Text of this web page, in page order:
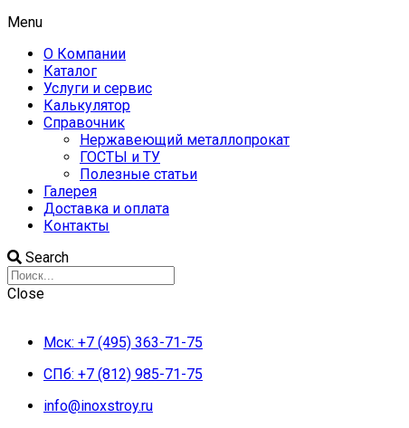
Menu
О Компании
Каталог
Услуги и сервис
Калькулятор
Справочник
Нержавеющий металлопрокат
ГОСТЫ и ТУ
Полезные статьи
Галерея
Доставка и оплата
Контакты
Search
Close
Мск: +7 (495) 363-71-75
СПб: +7 (812) 985-71-75
info@inoxstroy.ru